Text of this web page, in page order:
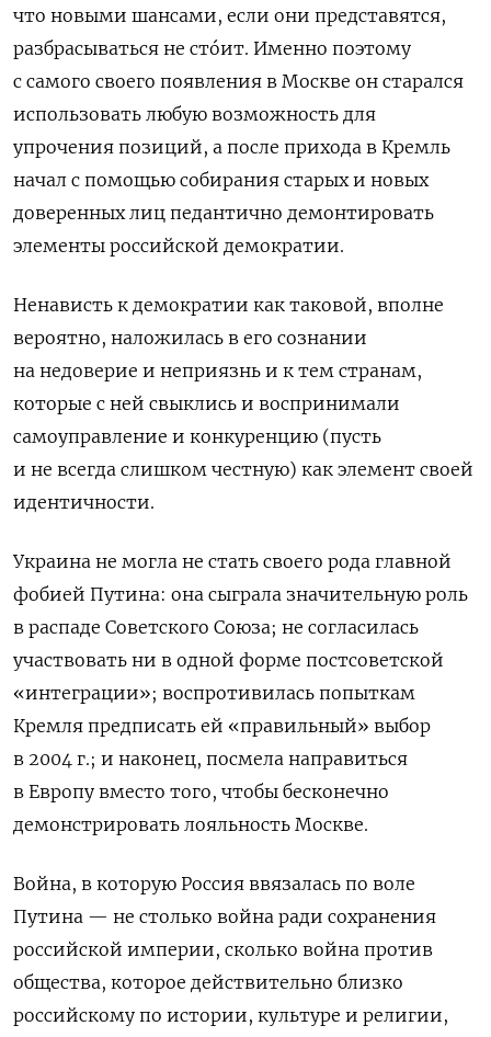
что новыми шансами, если они представятся,
разбрасываться не стóит. Именно поэтому
с самого своего появления в Москве он старался
использовать любую возможность для
упрочения позиций, а после прихода в Кремль
начал с помощью собирания старых и новых
доверенных лиц педантично демонтировать
элементы российской демократии.
Ненависть к демократии как таковой, вполне
вероятно, наложилась в его сознании
на недоверие и неприязнь и к тем странам,
которые с ней свыклись и воспринимали
самоуправление и конкуренцию (пусть
и не всегда слишком честную) как элемент своей
идентичности.
Украина не могла не стать своего рода главной
фобией Путина: она сыграла значительную роль
в распаде Советского Союза; не согласилась
участвовать ни в одной форме постсоветской
«интеграции»; воспротивилась попыткам
Кремля предписать ей «правильный» выбор
в 2004 г.; и наконец, посмела направиться
в Европу вместо того, чтобы бесконечно
демонстрировать лояльность Москве.
Война, в которую Россия ввязалась по воле
Путина — не столько война ради сохранения
российской империи, сколько война против
общества, которое действительно близко
российскому по истории, культуре и религии,